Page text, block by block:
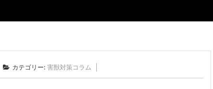
カテゴリー: 害獣対策コラム